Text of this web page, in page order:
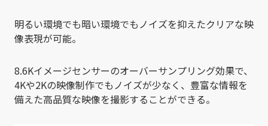
明るい環境でも暗い環境でもノイズを抑えたクリアな映
像表現が可能。
8.6Kイメージセンサーのオーバーサンプリング効果で、
4Kや2Kの映像制作でもノイズが少なく、豊富な情報を
備えた高品質な映像を撮影することができる。